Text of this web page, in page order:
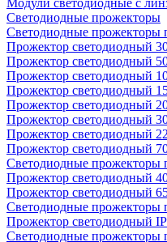
Модули светодиодные с
Светодиодные прожекторы
Светодиодные прожекторы
Прожектор светодиодный
Прожектор светодиодный
Прожектор светодиодный
Прожектор светодиодный
Прожектор светодиодный
Прожектор светодиодный
Прожектор светодиодный
Прожектор светодиодный
Светодиодные прожекторы
Прожектор светодиодный
Прожектор светодиодный
Светодиодные прожекторы
Прожектор светодиодный
Светодиодные прожекторы